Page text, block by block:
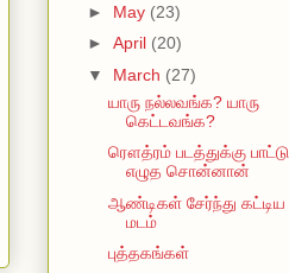
► May (23)
► April (20)
▼ March (27)
யாரு நல்லவங்க? யாரு
கெட்டவங்க?
ரௌத்ரம் படத்துக்கு பாட்டு
எழுத சொன்னான்
ஆண்டிகள் சேர்ந்து கட்டிய
மடம்
புத்தகங்கள்